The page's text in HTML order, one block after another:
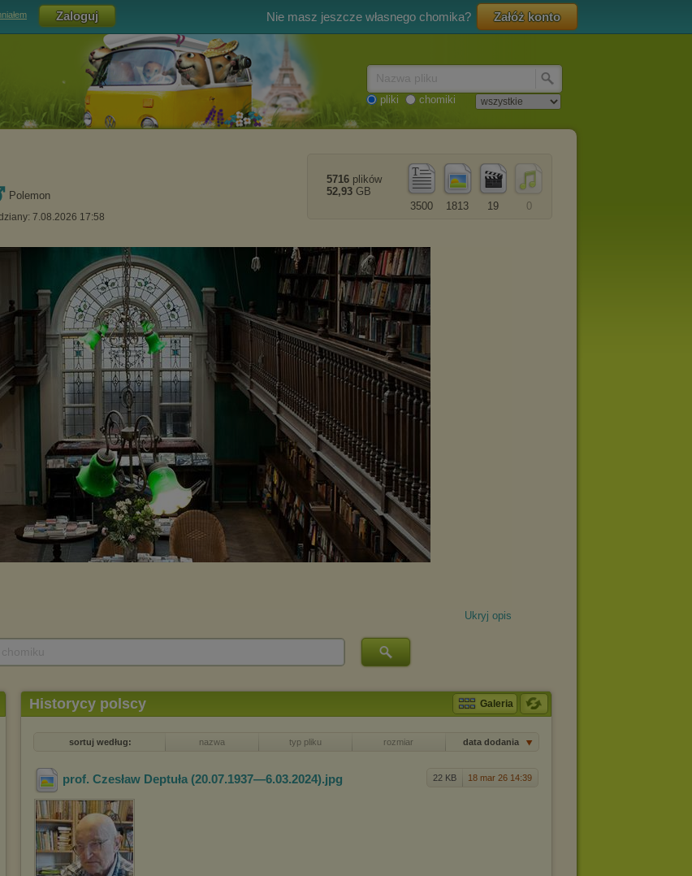
Nie masz jeszcze własnego chomika? Załóż konto
pliki chomiki
Polemon
7.08.2026 17:58
0
19
1813
3500
5716 plików
52,93 GB
Ukryj opis
Historycy polscy Galeria
sortuj według: nazwa typ pliku rozmiar data dodania
22 KB 18 mar 26 14:39
prof. Czesław Deptuła (20.07.1937—6.03.2024).jpg